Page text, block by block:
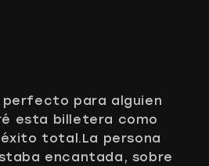
perfecto para alguien
esta billetera como
total.La persona
encantada, sobre